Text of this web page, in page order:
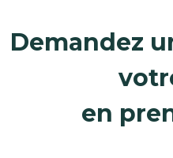
Demandez
en